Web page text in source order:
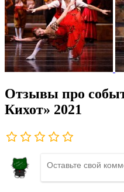
Отзывы про
Кихот» 2021